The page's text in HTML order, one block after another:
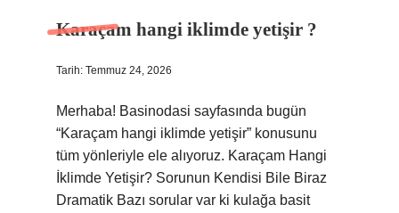
Karaçam hangi iklimde yetişir ?
Tarih: Temmuz 24, 2026
Merhaba! Basinodasi sayfasında bugün
“Karaçam hangi iklimde yetişir” konusunu
tüm yönleriyle ele alıyoruz. Karaçam Hangi
İklimde Yetişir? Sorunun Kendisi Bile Biraz
Dramatik Bazı sorular var ki kulağa basit